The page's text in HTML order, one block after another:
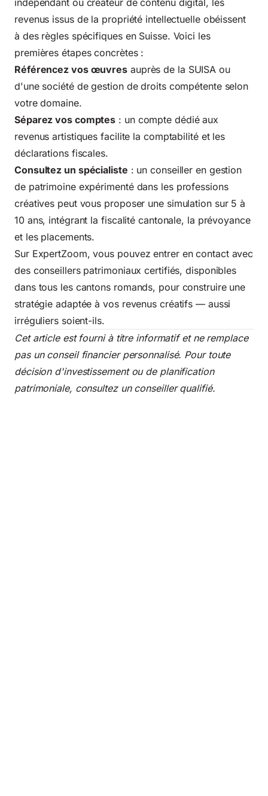
revenus issus de la propriété intellectuelle obéissent
à des règles spécifiques en Suisse. Voici les
premières étapes concrètes :
Référencez vos œuvresauprès de la SUISA ou
d'une société de gestion de droits compétente selon
votre domaine.
Séparez vos comptes : un compte dédié aux
revenus artistiques facilite la comptabilité et les
déclarations fiscales.
Consultez un spécialiste : un conseiller en gestion
de patrimoine expérimenté dans les professions
créatives peut vous proposer une simulation sur 5 à
10 ans, intégrant la fiscalité cantonale, la prévoyance
et les placements.
Sur ExpertZoom, vous pouvez entrer en contact avec
des conseillers patrimoniaux certifiés, disponibles
dans tous les cantons romands, pour construire une
stratégie adaptée à vos revenus créatifs — aussi
irréguliers soient-ils.
Cet article est fourni à titre informatif et ne remplace
pas un conseil financier personnalisé. Pour toute
décision d'investissement ou de planification
patrimoniale, consultez un conseiller qualifié.